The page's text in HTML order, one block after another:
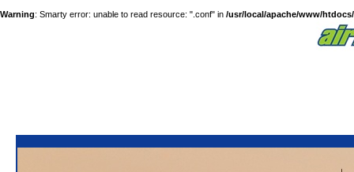
Warning: Smarty error: unable to read resource: ".conf" in /usr/local/apache/www/